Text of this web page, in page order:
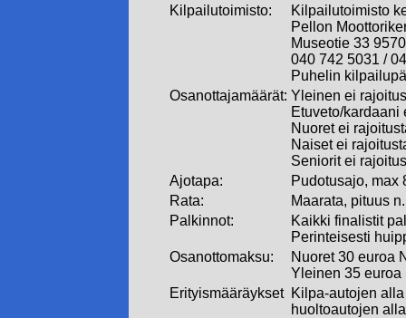
Kilpailutoimisto:
Kilpailutoimisto
Pellon
Museotie 33
040 742 5031 /
Puhelin
Osanottajamäärät: Yleinen ei
Etuveto/kardaani
Nuoret ei
Naiset ei
Seniorit ei
Ajotapa:
Pudotusajo, max
Rata:
Maarata, pituus
Palkinnot:
Kaikki finalistit
Perinteisesti
Osanottomaksu:
Nuoret 30 euroa
Yleinen 35 euroa
Erityismääräykset Kilpa-autojen
huoltoautojen